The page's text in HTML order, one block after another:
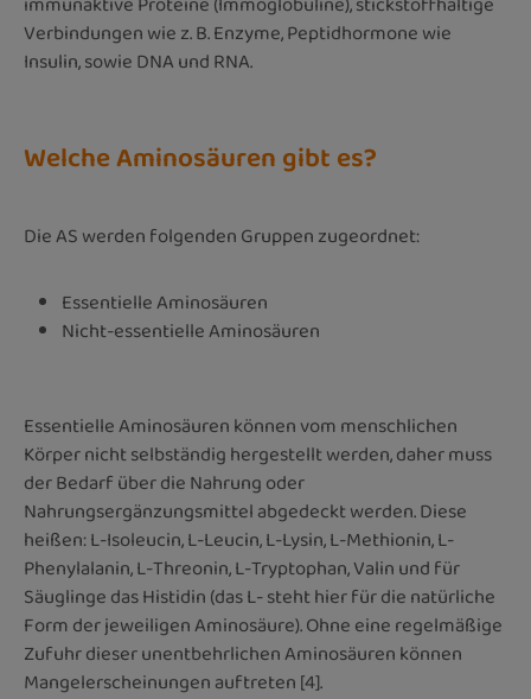
Verbindungen wie z. B. Enzyme, Peptidhormone wie
Insulin, sowie DNA und RNA.
Welche Aminosäuren gibt es?
Die AS werden folgenden Gruppen zugeordnet:
Essentielle Aminosäuren
Nicht-essentielle Aminosäuren
Essentielle Aminosäuren können vom menschlichen
Körper nicht selbständig hergestellt werden, daher muss
der Bedarf über die Nahrung oder
Nahrungsergänzungsmittel abgedeckt werden. Diese
heißen: L-Isoleucin, L-Leucin, L-Lysin, L-Methionin, L-
Phenylalanin, L-Threonin, L-Tryptophan, Valin und für
Säuglinge das Histidin (das L- steht hier für die natürliche
Form der jeweiligen Aminosäure). Ohne eine regelmäßige
Zufuhr dieser unentbehrlichen Aminosäuren können
Mangelerscheinungen auftreten [4].